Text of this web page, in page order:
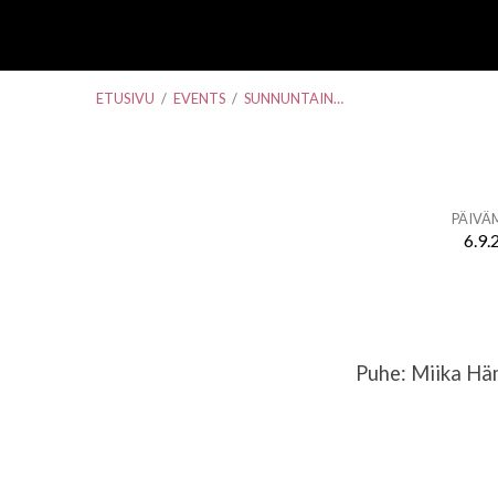
ETUSIVU / EVENTS / SUNNUNTAIN…
Puhe: Miika